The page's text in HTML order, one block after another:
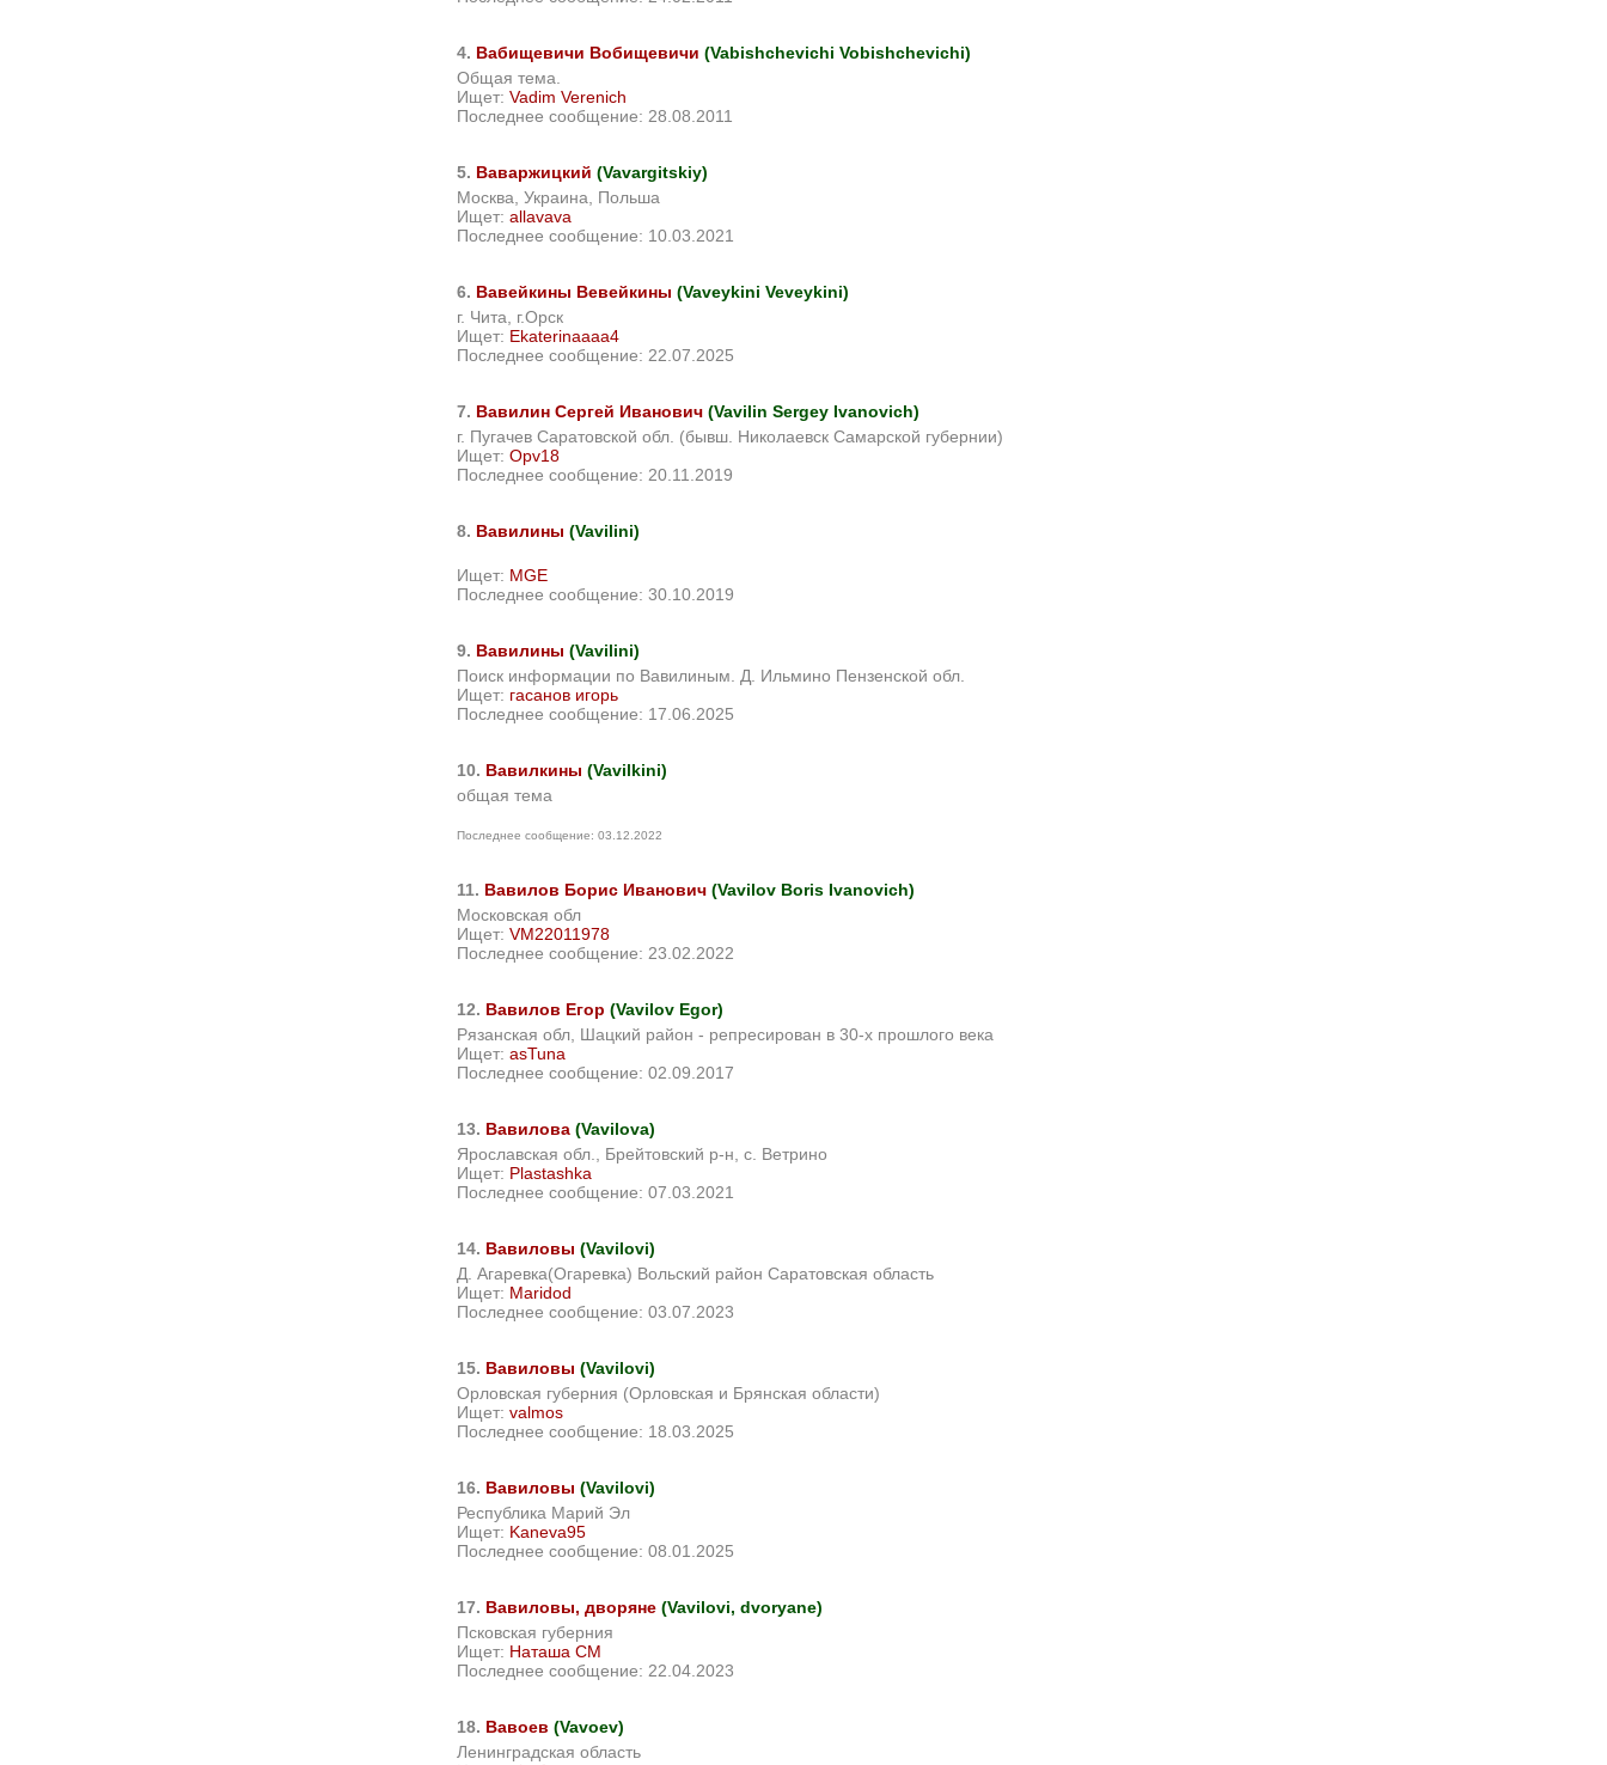
4. Вабищевичи Вобищевичи (Vabishchevichi Vobishchevichi)
Общая тема.
Ищет: Vadim Verenich
Последнее сообщение: 28.08.2011
5. Ваваржицкий (Vavargitskiy)
Москва, Украина, Польша
Ищет: allavava
Последнее сообщение: 10.03.2021
6. Вавейкины Вевейкины (Vaveykini Veveykini)
г. Чита, г.Орск
Ищет: Ekaterinaaaa4
Последнее сообщение: 22.07.2025
7. Вавилин Сергей Иванович (Vavilin Sergey Ivanovich)
г. Пугачев Саратовской обл. (бывш. Николаевск Самарской губернии)
Ищет: Opv18
Последнее сообщение: 20.11.2019
8. Вавилины (Vavilini)
Ищет: MGE
Последнее сообщение: 30.10.2019
9. Вавилины (Vavilini)
Поиск информации по Вавилиным. Д. Ильмино Пензенской обл.
Ищет: гасанов игорь
Последнее сообщение: 17.06.2025
10. Вавилкины (Vavilkini)
общая тема
Последнее сообщение: 03.12.2022
11. Вавилов Борис Иванович (Vavilov Boris Ivanovich)
Московская обл
Ищет: VM22011978
Последнее сообщение: 23.02.2022
12. Вавилов Егор (Vavilov Egor)
Рязанская обл, Шацкий район - репресирован в 30-х прошлого века
Ищет: asTuna
Последнее сообщение: 02.09.2017
13. Вавилова (Vavilova)
Ярославская обл., Брейтовский р-н, с. Ветрино
Ищет: Plastashka
Последнее сообщение: 07.03.2021
14. Вавиловы (Vavilovi)
Д. Агаревка(Огаревка) Вольский район Саратовская область
Ищет: Maridod
Последнее сообщение: 03.07.2023
15. Вавиловы (Vavilovi)
Орловская губерния (Орловская и Брянская области)
Ищет: valmos
Последнее сообщение: 18.03.2025
16. Вавиловы (Vavilovi)
Республика Марий Эл
Ищет: Kaneva95
Последнее сообщение: 08.01.2025
17. Вавиловы, дворяне (Vavilovi, dvoryane)
Псковская губерния
Ищет: Наташа СМ
Последнее сообщение: 22.04.2023
18. Вавоев (Vavoev)
Ленинградская область